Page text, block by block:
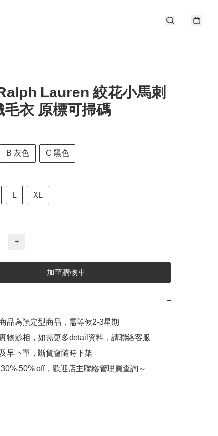
Lauren 絞花小馬刺
毛衣 原標可掃碼
B 灰色 C 黑色
L XL
+
加至購物車
−
品為預定型商品，需等候2-3星期
物影相，如需更多detail資料，請聯絡客服
早下單，斷貨會隨時下架
50% off，歡迎店主聯絡管理員查詢～